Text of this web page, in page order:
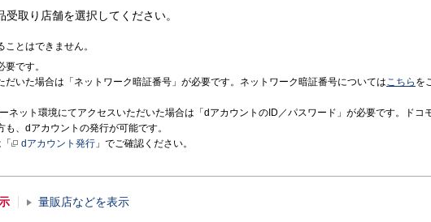
取り店舗を選択してください。
とはできません。
です。
だいた場合は「ネットワーク暗証番号」が必要です。ネットワーク暗証番号についてはこちら を
ネット環境にてアクセスいただいた場合は「dアカウントのID／パスワード」が必要です。ドコ
、dアカウントの発行が可能です。
dアカウント発行 」でご確認ください。
量販店などを表示